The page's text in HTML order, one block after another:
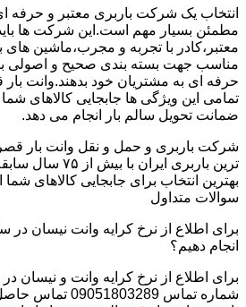
انتخاب یک شرکت باربری معتبر و حرفه
مطمئن بسیار مهم است.این شرکت ها
معتبر،کادر با تجربه و مجرب،ماشین
مناسب جهت بسته بندی صحیح و اصولی
حرفه ای به مشتریان خود بدهند.وانت
تمامی این ویژگی ها جابجایی کالاهای
ضمانت تحویل سالم بار انجام می دهد.
شرکت باربری و حمل و نقل وانت بار
ترین باربری ایران
بهترین انتخاب برای جابجایی کالاهای
سوالات متداول
انجام دهیم؟
شماره تماس